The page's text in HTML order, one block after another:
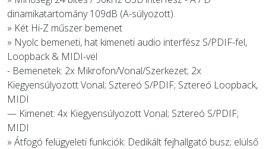
dinamikatartomány 109dB (A-súlyozott).
» Két Hi-Z műszer bemenet
» Nyolc bemeneti, hat kimeneti audio interfész S/PDIF-fel,
Loopback & MIDI-vel
- Bemenetek: 2x Mikrofon/Vonal/Szerkezet; 2x
Kiegyensúlyozott Vonal; Sztereó S/PDIF; Sztereó Loopback,
MIDI
— Kimenet: 4x Kiegyensúlyozott Vonal; Sztereó S/PDIF;
MIDI
» Átfogó felügyeleti funkciók: Dedikált fejhallgató busz; elülső